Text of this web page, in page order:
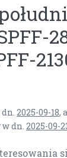
2025-09-18,
dn. 2025-09-